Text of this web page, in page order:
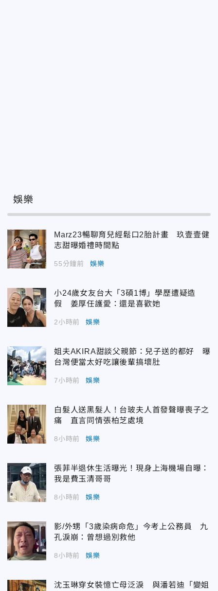
娛樂
Marz23暢聊育兒經鬆口2胎計畫 玖壹壹健
志甜曝婚禮時間點
55分鐘前 娛樂
小24歲女友台大「3碩1博」學歷遭疑造
假 姜厚任護愛：還是喜歡她
2小時前 娛樂
姐夫AKIRA甜談父親節：兒子送的都好 曝
台灣便當太好吃讓後輩搞壞肚
7小時前 娛樂
白髮人送黑髮人！台玻夫人首發聲曝喪子之
痛 直言同情張柏芝處境
8小時前 娛樂
張菲半退休生活曝光！現身上海機場自曝：
我是費玉清哥哥
8小時前 娛樂
影/外甥「3歲染病命危」今考上公務員 九
孔淚崩：曾想過別救他
8小時前 娛樂
沈玉琳穿女裝憶亡母泛淚 與潘若迪「變姐